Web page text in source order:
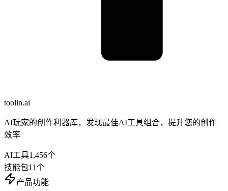
toolin.ai
AI玩家的创作利器库，发现最佳AI工具组合，提升您的创作
效率
AI工具1,456个
技能包11个
产品功能